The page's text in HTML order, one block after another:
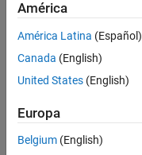
América
América Latina (Español)
Canada (English)
United States (English)
Europa
Belgium (English)
Centro de confianza